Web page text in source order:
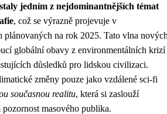
jedním z nejdominantnějších témat
, což se výrazně projevuje v
plánovaných na rok 2025. Tato vlna
globální obavy z environmentálních krizí
důsledků pro lidskou civilizaci.
změny pouze jako vzdálené sci-fi
současnou realitu, která si zaslouží
masového publika.